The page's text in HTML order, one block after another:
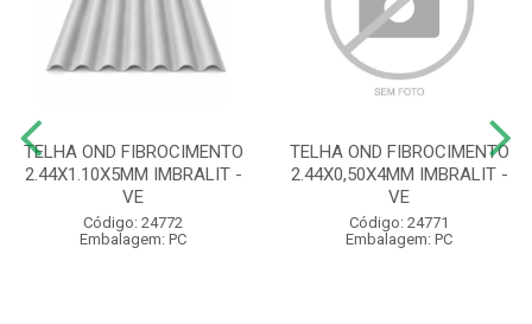
TELHA OND FIBROCIMENTO
2.44X1.10X5MM IMBRALIT -
VE
Código: 24772
Embalagem: PC
TELHA OND FIBROCIMENTO
2.44X0,50X4MM IMBRALIT -
VE
Código: 24771
Embalagem: PC